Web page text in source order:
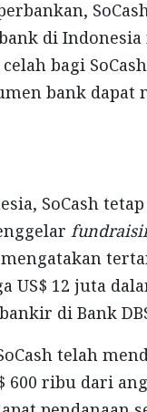
di
bagi
bank
SoCash
US$ 12 juta
di Bank
telah
600 ribu dari